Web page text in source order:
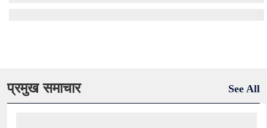
प्रमुख समाचार See All